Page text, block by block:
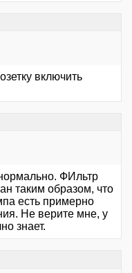
включить
ФИльтр
таким образом, что
есть примерно
Не верите мне, у
знает.